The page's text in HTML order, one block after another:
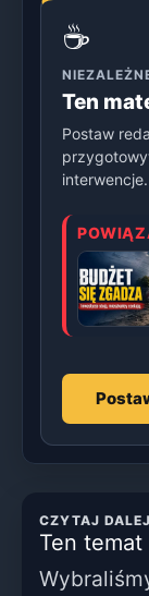
☕
Ten
Postaw
interwencje.
CZYTAJ DALEJ
Ten